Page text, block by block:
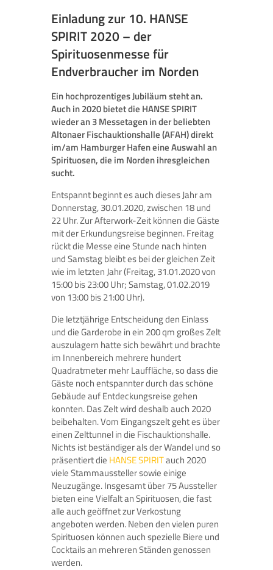
Einladung zur 10. HANSE
SPIRIT 2020 – der
Spirituosenmesse für
Endverbraucher im Norden
Ein hochprozentiges Jubiläum steht an.
Auch in 2020 bietet die HANSE SPIRIT
wieder an 3 Messetagen in der beliebten
Altonaer Fischauktionshalle (AFAH) direkt
im/am Hamburger Hafen eine Auswahl an
Spirituosen, die im Norden ihresgleichen
sucht.
Entspannt beginnt es auch dieses Jahr am
Donnerstag, 30.01.2020, zwischen 18 und
22 Uhr. Zur Afterwork-Zeit können die Gäste
mit der Erkundungsreise beginnen. Freitag
rückt die Messe eine Stunde nach hinten
und Samstag bleibt es bei der gleichen Zeit
wie im letzten Jahr (Freitag, 31.01.2020 von
15:00 bis 23:00 Uhr; Samstag, 01.02.2019
von 13:00 bis 21:00 Uhr).
Die letztjährige Entscheidung den Einlass
und die Garderobe in ein 200 qm großes Zelt
auszulagern hatte sich bewährt und brachte
im Innenbereich mehrere hundert
Quadratmeter mehr Lauffläche, so dass die
Gäste noch entspannter durch das schöne
Gebäude auf Entdeckungsreise gehen
konnten. Das Zelt wird deshalb auch 2020
beibehalten. Vom Eingangszelt geht es über
einen Zelttunnel in die Fischauktionshalle.
Nichts ist beständiger als der Wandel und so
präsentiert die HANSE SPIRITauch 2020
viele Stammaussteller sowie einige
Neuzugänge. Insgesamt über 75 Aussteller
bieten eine Vielfalt an Spirituosen, die fast
alle auch geöffnet zur Verkostung
angeboten werden. Neben den vielen puren
Spirituosen können auch spezielle Biere und
Cocktails an mehreren Ständen genossen
werden.